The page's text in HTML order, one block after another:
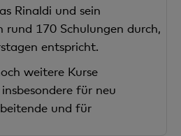
Rinaldi und sein
rund 170 Schulungen durch,
entspricht.
weitere Kurse
für neu
und für